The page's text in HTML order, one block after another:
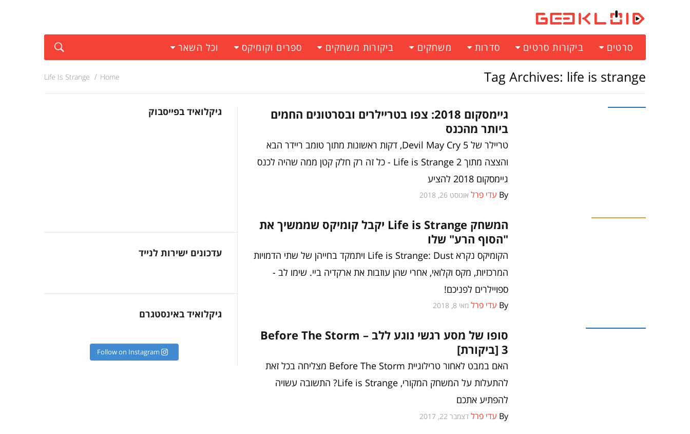
סרטים ביקורות סרטים סדרות משחקים ביקורות משחקים ספרים וקומיקס וכל השאר
Tag Archives: life is strange
Home
Life Is Strange
גיימסקום 2018: צפו בטריילרים ובסרטונים החמים
ביותר מהכנס
טריילר של Devil May Cry 5, דקות ראשונות מתוך טומב ריידר הבא
והצצה מתוך Life is Strange 2 - כל זה רק חלק קטן ממה שהיה לכנס
גיימסקום 2018 להציע
By עדי פרל אוגוסט 26, 2018
המשחק Life is Strange יקבל קומיקס שממשיך את
"הסוף הרע" שלו
הקומיקס נקרא Life is Strange: Dust ויתמקד בחייהן של שתי הדמויות
המרכזיות, מקס וקלואי, אחרי שהן עוזבות את ארקדיה ביי. שימו לב -
ספויילרים לפניכם!
By עדי פרל מאי 8, 2018
סופו של מסע רגשי נוגע ללב – Before The Storm
3 [ביקורת]
האם במבט לאחור טרילוגיית Before The Storm מצליחה בכל זאת
להתעלות על המשחק המקורי, Life is Strange? התשובה עשויה
להפתיע אתכם
By עדי פרל דצמבר 22, 2017
גיקלואיד בפייסבוק
עדכונים ישירות לנייד
גיקלואיד באינסטגרם
Follow on Instagram